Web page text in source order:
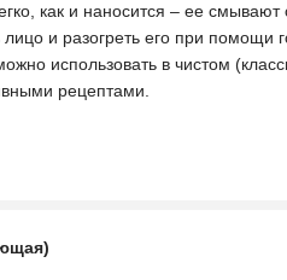
как и наносится – ее
лицо и разогреть его при помощи
использовать в чистом
рецептами.